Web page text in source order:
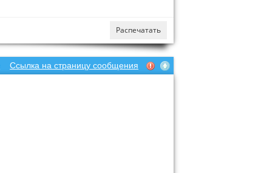
Распечатать
Ссылка на страницу сообщения